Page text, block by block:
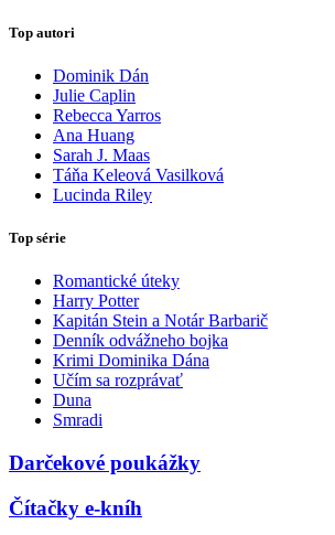
Top autori
Dominik Dán
Julie Caplin
Rebecca Yarros
Ana Huang
Sarah J. Maas
Táňa Keleová Vasilková
Lucinda Riley
Top série
Romantické úteky
Harry Potter
Kapitán Stein a Notár Barbarič
Denník odvážneho bojka
Krimi Dominika Dána
Učím sa rozprávať
Duna
Smradi
Darčekové poukážky
Čítačky e-kníh